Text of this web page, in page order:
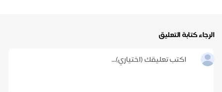
الرجاء كتابة التعليق